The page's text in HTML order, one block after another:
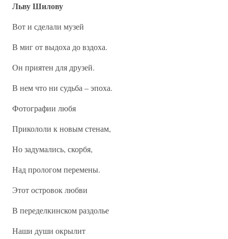
Льву Шилову
Вот и сделали музей
В миг от выдоха до вздоха.
Он приятен для друзей.
В нем что ни судьба – эпоха.
Фотографии любя
Прикололи к новым стенам,
Но задумались, скорбя,
Над прологом перемены.
Этот островок любви
В переделкинском раздолье
Наши души окрылит